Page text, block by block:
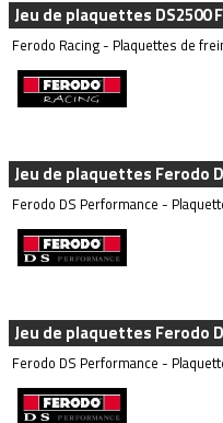
Jeu de plaquettes DS2500
Ferodo Racing - Plaquettes de
Jeu de plaquettes Ferodo
Ferodo DS Performance -
Jeu de plaquettes Ferodo
Ferodo DS Performance -